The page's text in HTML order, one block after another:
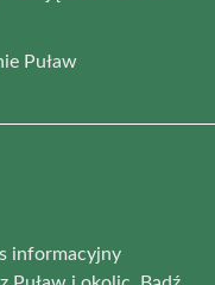
Puław
informacyjny